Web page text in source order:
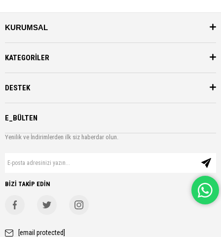
KURUMSAL
KATEGORİLER
DESTEK
E_BÜLTEN
Yenilik ve İndirimlerden ilk siz haberdar olun.
BİZİ TAKİP EDİN
[email protected]